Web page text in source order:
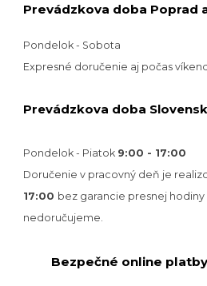
Prevádzkova doba Poprad
Pondelok - Sobota
Expresné doručenie aj počas
Prevádzkova doba
Pondelok - Piatok 9:00 - 17:00
Doručenie v pracovný deň je
17:00 bez garancie presnej
nedoručujeme.
Bezpečné online platby